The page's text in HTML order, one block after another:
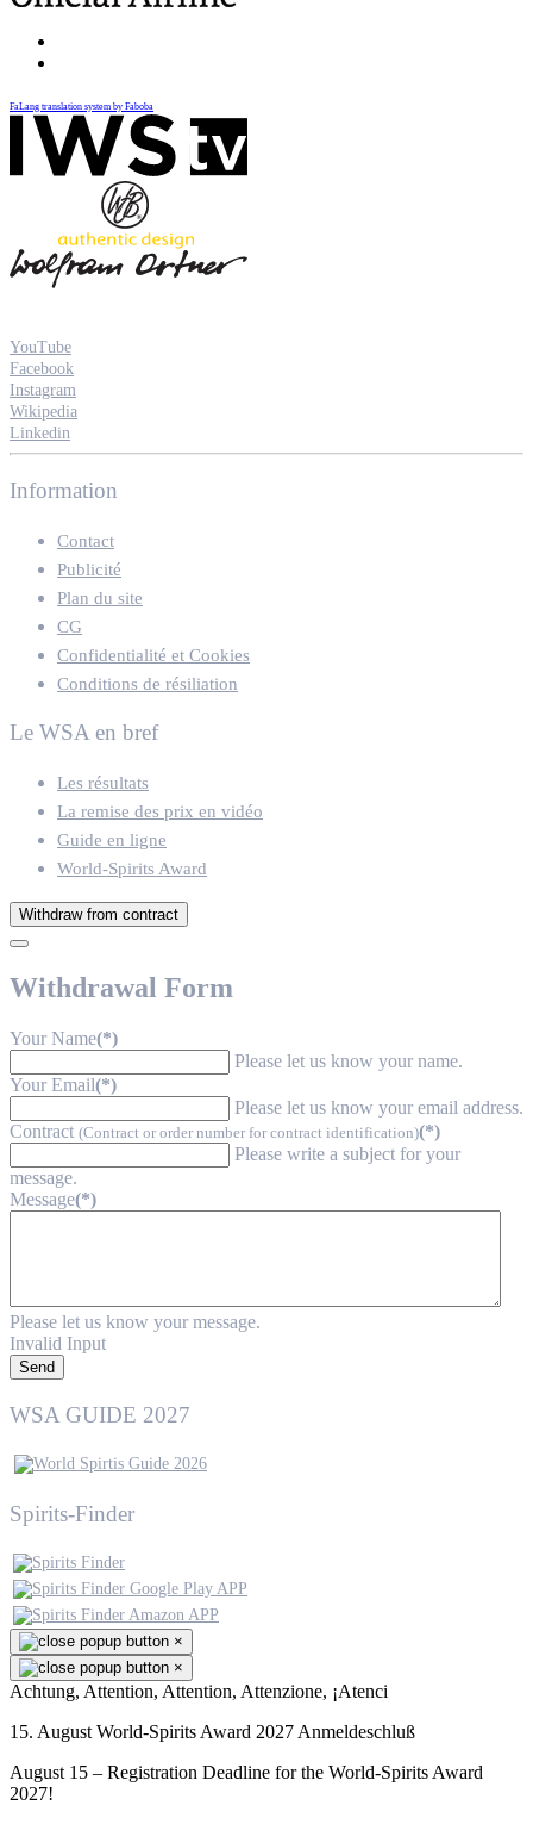
FaLang translation system by Faboba
YouTube
Facebook
Instagram
Wikipedia
Linkedin
Information
Contact
Publicité
Plan du site
CG
Confidentialité et Cookies
Conditions de résiliation
Le WSA en bref
Les résultats
La remise des prix en vidéo
Guide en ligne
World-Spirits Award
Withdraw from contract
Withdrawal Form
Your Name(*)
Please let us know your name.
Your Email(*)
Please let us know your email address.
Contract (Contract or order number for contract identification)(*)
Please write a subject for your
message.
Message(*)
Please let us know your message.
Invalid Input
Send
WSA GUIDE 2027
Spirits-Finder
×
×
Achtung, Attention, Attention, Attenzione, ¡Atenci
15. August World-Spirits Award 2027 Anmeldeschluß
August 15 – Registration Deadline for the World-Spirits Award
2027!